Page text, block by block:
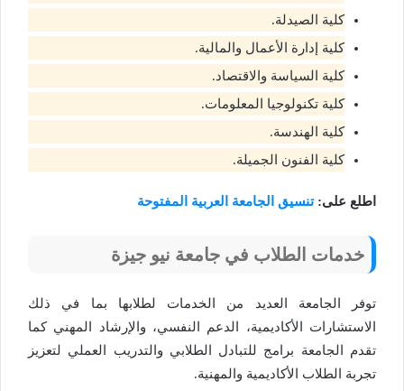
كلية الصيدلة.
كلية إدارة الأعمال والمالية.
كلية السياسة والاقتصاد.
كلية تكنولوجيا المعلومات.
كلية الهندسة.
كلية الفنون الجميلة​.
اطلع على:تنسيق الجامعة العربية المفتوحة
خدمات الطلاب في جامعة نيو جيزة
توفر الجامعة العديد من الخدمات لطلابها بما في ذلك
الاستشارات الأكاديمية، الدعم النفسي، والإرشاد المهني كما
تقدم الجامعة برامج للتبادل الطلابي والتدريب العملي لتعزيز
تجربة الطلاب الأكاديمية والمهنية.